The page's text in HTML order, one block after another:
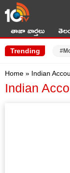
తాజా వార్తలు
Trending
Home » Indian
Indian